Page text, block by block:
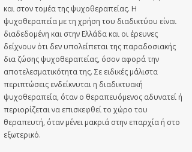
και στον τομέα της ψυχοθεραπείας. Η
ψυχοθεραπεία με τη χρήση του διαδικτύου είναι
διαδεδομένη και στην Ελλάδα και οι έρευνες
δείχνουν ότι δεν υπολείπεται της παραδοσιακής
δια ζώσης ψυχοθεραπείας, όσον αφορά την
αποτελεσματικότητα της. Σε ειδικές μάλιστα
περιπτώσεις ενδείκνυται η διαδικτυακή
ψυχοθεραπεία, όταν ο θεραπευόμενος αδυνατεί ή
περιορίζεται να επισκεφθεί το χώρο του
θεραπευτή, όταν μένει μακριά στην επαρχία ή στο
εξωτερικό.